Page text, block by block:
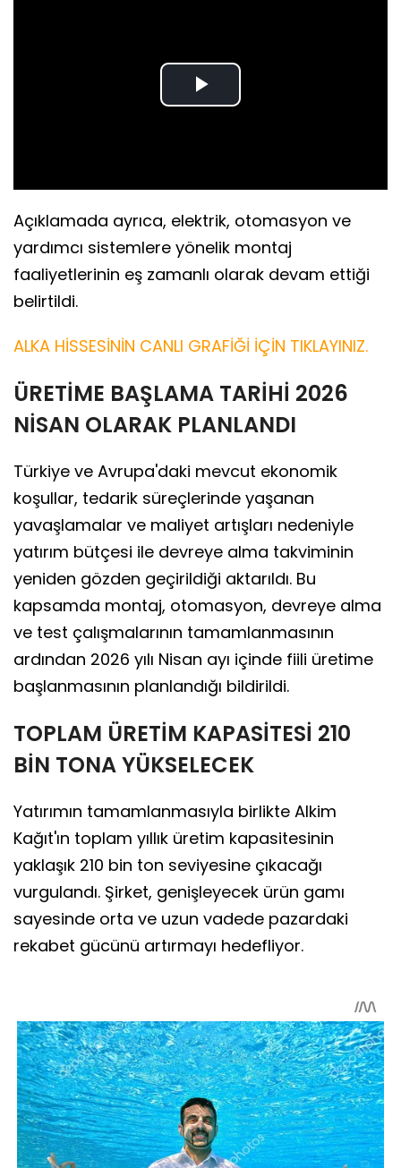
Play
Açıklamada ayrıca, elektrik, otomasyon ve
yardımcı sistemlere yönelik montaj
faaliyetlerinin eş zamanlı olarak devam ettiği
belirtildi.
ALKA HİSSESİNİN CANLI GRAFİĞİ İÇİN TIKLAYINIZ.
ÜRETİME BAŞLAMA TARİHİ 2026
NİSAN OLARAK PLANLANDI
Türkiye ve Avrupa'daki mevcut ekonomik
koşullar, tedarik süreçlerinde yaşanan
yavaşlamalar ve maliyet artışları nedeniyle
yatırım bütçesi ile devreye alma takviminin
yeniden gözden geçirildiği aktarıldı. Bu
kapsamda montaj, otomasyon, devreye alma
ve test çalışmalarının tamamlanmasının
ardından 2026 yılı Nisan ayı içinde fiili üretime
başlanmasının planlandığı bildirildi.
TOPLAM ÜRETİM KAPASİTESİ 210
BİN TONA YÜKSELECEK
Yatırımın tamamlanmasıyla birlikte Alkim
Kağıt'ın toplam yıllık üretim kapasitesinin
yaklaşık 210 bin ton seviyesine çıkacağı
vurgulandı. Şirket, genişleyecek ürün gamı
sayesinde orta ve uzun vadede pazardaki
rekabet gücünü artırmayı hedefliyor.